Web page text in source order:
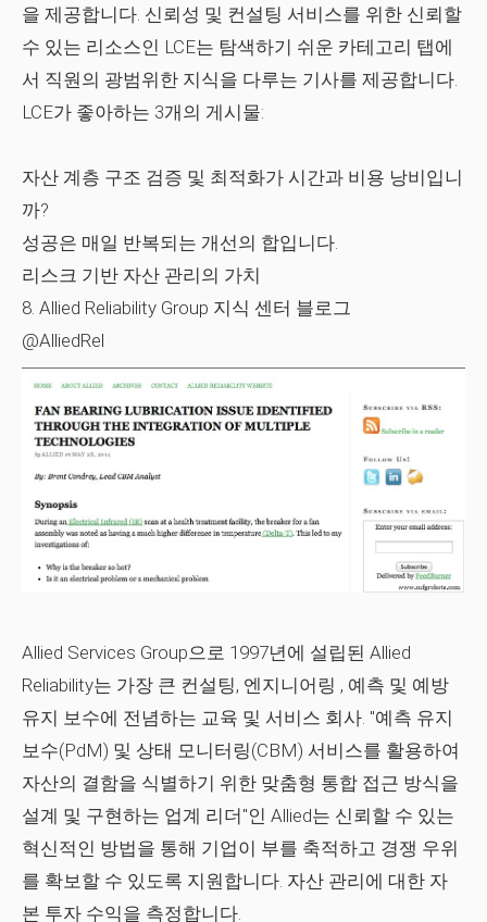
을 제공합니다. 신뢰성 및 컨설팅 서비스를 위한 신뢰할
수 있는 리소스인 LCE는 탐색하기 쉬운 카테고리 탭에
서 직원의 광범위한 지식을 다루는 기사를 제공합니다.
LCE가 좋아하는 3개의 게시물:
자산 계층 구조 검증 및 최적화가 시간과 비용 낭비입니
까?
성공은 매일 반복되는 개선의 합입니다.
리스크 기반 자산 관리의 가치
8. Allied Reliability Group 지식 센터 블로그
@AlliedRel
Allied Services Group으로 1997년에 설립된 Allied
Reliability는 가장 큰 컨설팅, 엔지니어링 , 예측 및 예방
유지 보수에 전념하는 교육 및 서비스 회사. "예측 유지
보수(PdM) 및 상태 모니터링(CBM) 서비스를 활용하여
자산의 결함을 식별하기 위한 맞춤형 통합 접근 방식을
설계 및 구현하는 업계 리더"인 Allied는 신뢰할 수 있는
혁신적인 방법을 통해 기업이 부를 축적하고 경쟁 우위
를 확보할 수 있도록 지원합니다. 자산 관리에 대한 자
본 투자 수익을 측정합니다.